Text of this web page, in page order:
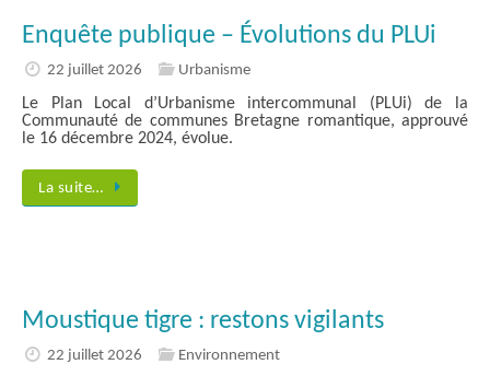
Enquête publique – Évolutions du PLUi
22 juillet 2026 Urbanisme
Le Plan Local d’Urbanisme intercommunal (PLUi) de la
Communauté de communes Bretagne romantique, approuvé
le 16 décembre 2024, évolue.
La suite…
Moustique tigre : restons vigilants
22 juillet 2026 Environnement